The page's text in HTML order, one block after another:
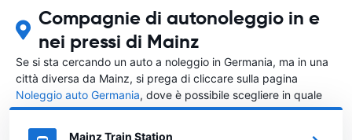
Compagnie di autonoleggio in e
nei pressi di Mainz
Se si sta cercando un auto a noleggio in Germania, ma in una
città diversa da Mainz, si prega di cliccare sulla pagina
Noleggio auto Germania, dove è possibile scegliere in quale
città in Germania si vuole noleggiare l'auto.
Mainz Train Station